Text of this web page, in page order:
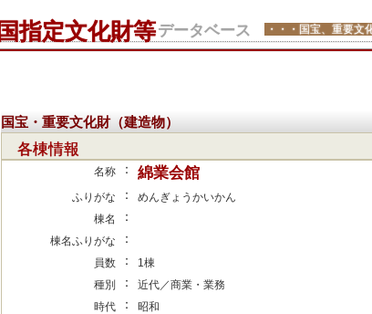
国指定文化財等データベース ・・・国
国宝・重要文化財（建造物）
各棟情報
名称 ： 綿業会館
ふりがな ：
めんぎょうかいかん
棟名
：
棟名ふりがな ：
員数 ：
1棟
種別
：
近代／商業・業務
時代
：
昭和